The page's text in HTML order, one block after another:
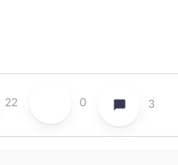
22 0 3